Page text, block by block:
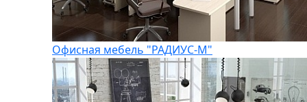
Офисная мебель "РАДИУС-М"